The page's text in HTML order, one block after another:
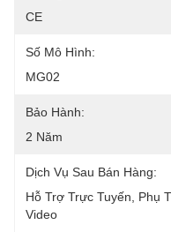
CE
Số Mô Hình:
MG02
Bảo Hành:
2 Năm
Dịch Vụ Sau Bán Hàng:
Hỗ Trợ Trực Tuyến, Phụ
Video